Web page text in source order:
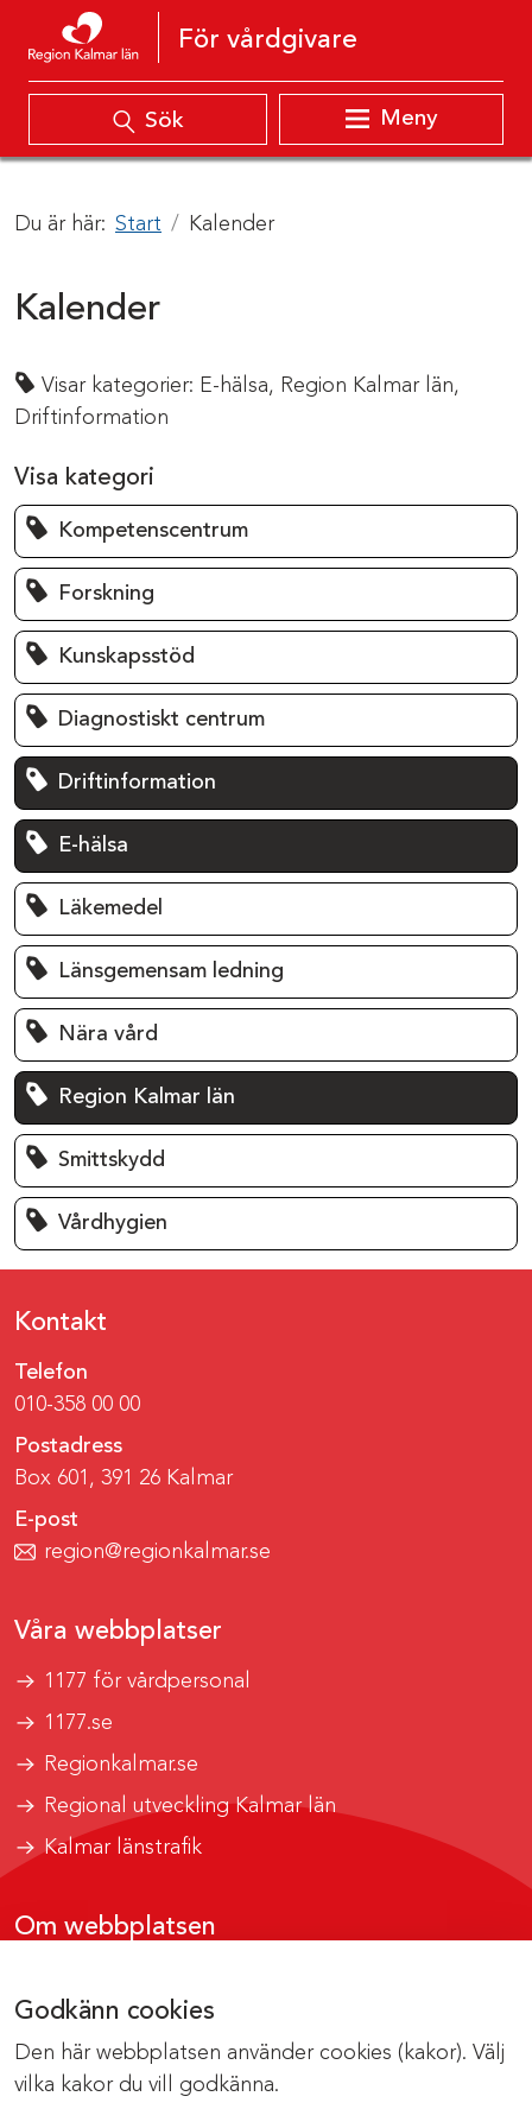
Godkänn cookies
Den här webbplatsen använder cookies (kakor). Välj
vilka kakor du vill godkänna.
Hoppa till innehåll
För vårdgivare
Sök Meny
Du är här: Start Kalender
Kalender
Visar kategorier: E-hälsa, Region Kalmar län,
Driftinformation
Visa kategori
Kompetenscentrum
Forskning
Kunskapsstöd
Diagnostiskt centrum
Driftinformation
E-hälsa
Läkemedel
Länsgemensam ledning
Nära vård
Region Kalmar län
Smittskydd
Vårdhygien
Kontakt
Telefon
010-358 00 00
Postadress
Box 601, 391 26 Kalmar
E-post
region@regionkalmar.se
Våra webbplatser
1177 för vårdpersonal
1177.se
Regionkalmar.se
Regional utveckling Kalmar län
Kalmar länstrafik
Om webbplatsen
Om cookies
Kontakta webbredaktionen